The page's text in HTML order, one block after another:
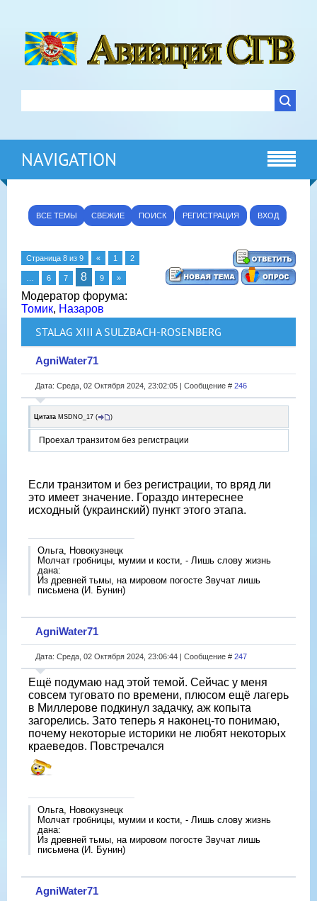
NAVIGATION
ВСЕ ТЕМЫ СВЕЖИЕ ПОИСК РЕГИСТРАЦИЯ ВХОД
Страница 8 из 9 « 1 2
6 7 8 9 »
Модератор форума:
Томик, Назаров
STALAG XIII A SULZBACH-ROSENBERG
AgniWater71
Дата: Среда, 02 Октября 2024, 23:02:05 | Сообщение # 246
Цитата MSDNO_17 ( )
Проехал транзитом без регистрации
Если транзитом и без регистрации, то вряд ли
это имеет значение. Гораздо интереснее
исходный (украинский) пункт этого этапа.
Ольга, Новокузнецк
Молчат гробницы, мумии и кости, - Лишь слову жизнь
дана:
Из древней тьмы, на мировом погосте Звучат лишь
письмена (И. Бунин)
AgniWater71
Дата: Среда, 02 Октября 2024, 23:06:44 | Сообщение # 247
Ещë подумаю над этой темой. Сейчас у меня
совсем туговато по времени, плюсом ещë лагерь
в Миллерове подкинул задачку, аж копыта
загорелись. Зато теперь я наконец-то понимаю,
почему некоторые историки не любят некоторых
краеведов. Повстречался
Ольга, Новокузнецк
Молчат гробницы, мумии и кости, - Лишь слову жизнь
дана:
Из древней тьмы, на мировом погосте Звучат лишь
письмена (И. Бунин)
AgniWater71